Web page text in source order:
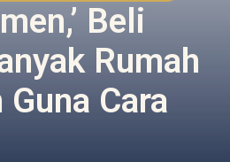
Beli
Rumah
Cara